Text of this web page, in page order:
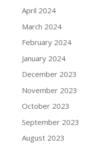
April 2024
March 2024
February 2024
January 2024
December 2023
November 2023
October 2023
September 2023
August 2023